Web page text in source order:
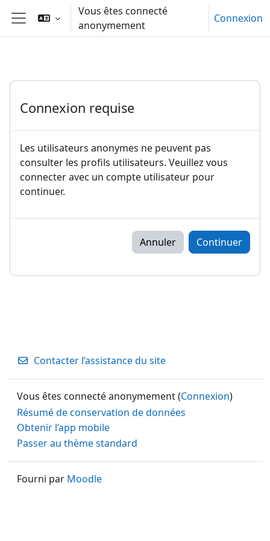
Passer au contenu principal
Panneau latéral
Vous êtes connecté
anonymement
Connexion
Connexion requise
Les utilisateurs anonymes ne peuvent pas
consulter les profils utilisateurs. Veuillez vous
connecter avec un compte utilisateur pour
continuer.
Annuler Continuer
Contacter l’assistance du site
Vous êtes connecté anonymement (Connexion)
Résumé de conservation de données
Obtenir l’app mobile
Passer au thème standard
Fourni par Moodle